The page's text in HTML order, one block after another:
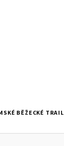
BĚŽECKÉ